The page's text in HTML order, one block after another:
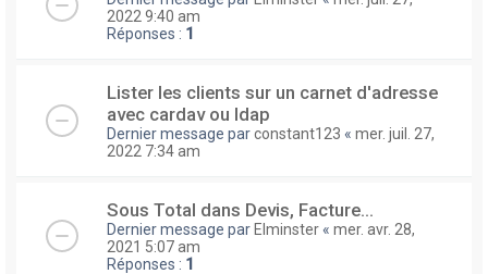
2022 9:40 am
Réponses : 1
Lister les clients sur un carnet d'adresse
avec cardav ou ldap
Dernier message parconstant123 « mer. juil. 27,
2022 7:34 am
Sous Total dans Devis, Facture...
Dernier message parElminster « mer. avr. 28,
2021 5:07 am
Réponses : 1